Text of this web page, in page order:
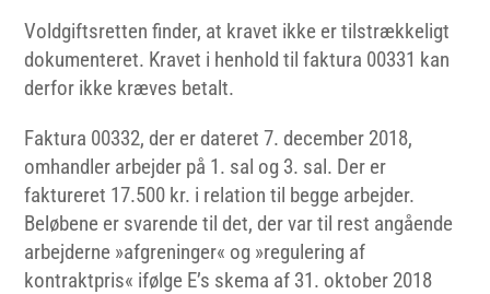
Voldgiftsretten finder, at kravet ikke er tilstrækkeligt
dokumenteret. Kravet i henhold til faktura 00331 kan
derfor ikke kræves betalt.
Faktura 00332, der er dateret 7. december 2018,
omhandler arbejder på 1. sal og 3. sal. Der er
faktureret 17.500 kr. i relation til begge arbejder.
Beløbene er svarende til det, der var til rest angående
arbejderne »afgreninger« og »regulering af
kontraktpris« ifølge E’s skema af 31. oktober 2018